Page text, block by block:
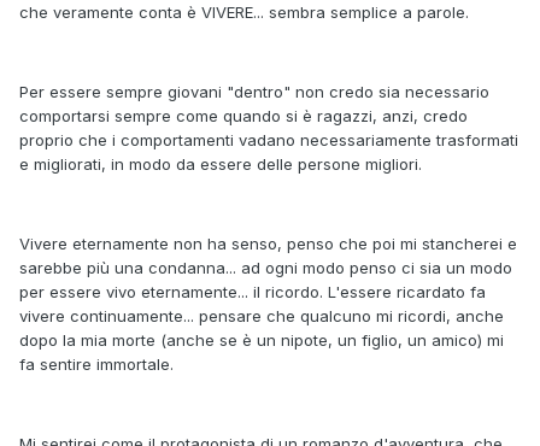
che veramente conta è VIVERE... sembra semplice a parole.
Per essere sempre giovani "dentro" non credo sia necessario
comportarsi sempre come quando si è ragazzi, anzi, credo
proprio che i comportamenti vadano necessariamente trasformati
e migliorati, in modo da essere delle persone migliori.
Vivere eternamente non ha senso, penso che poi mi stancherei e
sarebbe più una condanna... ad ogni modo penso ci sia un modo
per essere vivo eternamente... il ricordo. L'essere ricardato fa
vivere continuamente... pensare che qualcuno mi ricordi, anche
dopo la mia morte (anche se è un nipote, un figlio, un amico) mi
fa sentire immortale.